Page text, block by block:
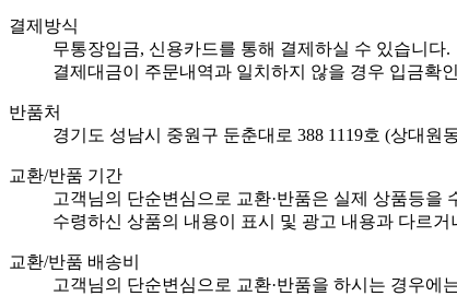
결제방식
무통장입금, 신용카드를 통해 결제하실 수 있습니다.
결제대금이 주문내역과 일치하지 않을 경우 입금확
반품처
경기도 성남시 중원구 둔춘대로 388 1119호 (상대원
교환/반품 기간
고객님의 단순변심으로 교환·반품은 실제 상품등을
수령하신 상품의 내용이 표시 및 광고 내용과 다르
교환/반품 배송비
고객님의 단순변심으로 교환·반품을 하시는 경우에